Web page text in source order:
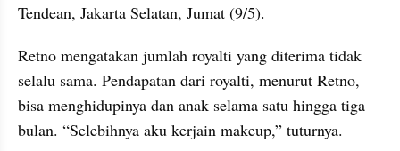
Tendean, Jakarta Selatan, Jumat (9/5).
Retno mengatakan jumlah royalti yang diterima tidak
selalu sama. Pendapatan dari royalti, menurut Retno,
bisa menghidupinya dan anak selama satu hingga tiga
bulan. “Selebihnya aku kerjain makeup,” tuturnya.